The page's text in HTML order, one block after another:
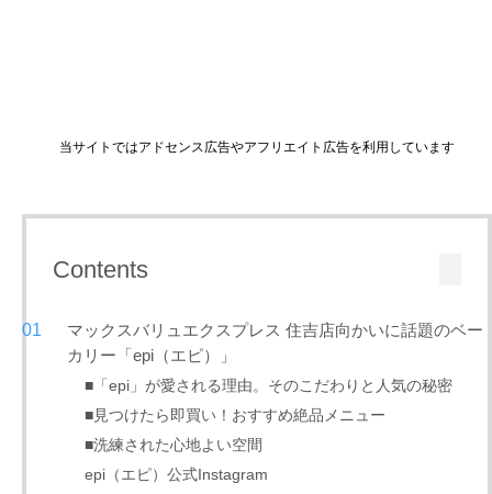
当サイトではアドセンス広告やアフリエイト広告を利用しています
Contents
マックスバリュエクスプレス 住吉店向かいに話題のベー
カリー「epi（エピ）」
■「epi」が愛される理由。そのこだわりと人気の秘密
■見つけたら即買い！おすすめ絶品メニュー
■洗練された心地よい空間
epi（エピ）公式Instagram